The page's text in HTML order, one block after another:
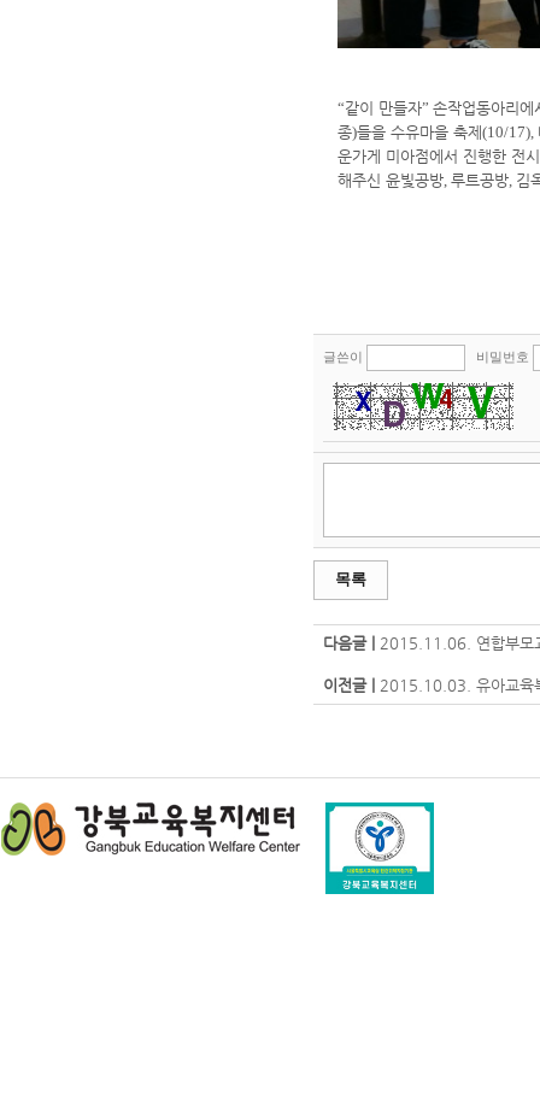
“같이 만들자” 손작업동아리에
종)들을 수유마을 축제 (10/17),
운가게 미아점에서 진행한 전시
해주신 윤빛공방, 루트공방, 김
글쓴이 비밀번호
목록
다음글 | 2015.11.06. 연합부모
이전글 | 2015.10.03. 유아교육